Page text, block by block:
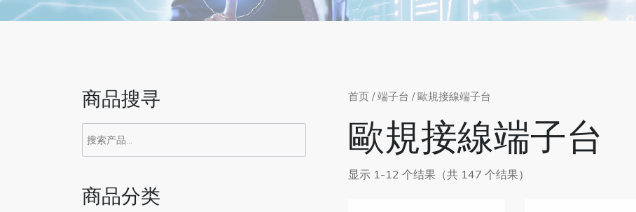
首页 /端子台 / 歐規接線端子台
歐規接線端子台
显示 1-12 个结果（共 147 个结果）
商品搜寻
搜
索：
商品分类